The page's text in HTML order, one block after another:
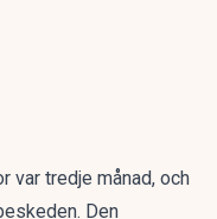
var tredje månad, och
Den